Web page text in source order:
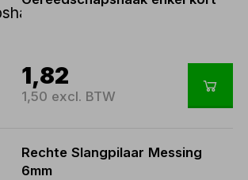
1,82
1,50 excl. BTW
Rechte Slangpilaar Messing
6mm